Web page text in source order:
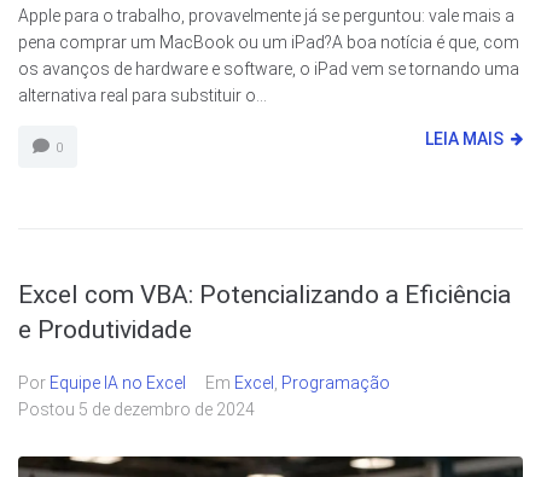
Apple para o trabalho, provavelmente já se perguntou: vale mais a
pena comprar um MacBook ou um iPad?A boa notícia é que, com
os avanços de hardware e software, o iPad vem se tornando uma
alternativa real para substituir o...
0 LEIA MAIS
Excel com VBA: Potencializando a Eficiência
e Produtividade
Por Equipe IA no Excel Em Excel
Programação
Postou 5 de dezembro de 2024